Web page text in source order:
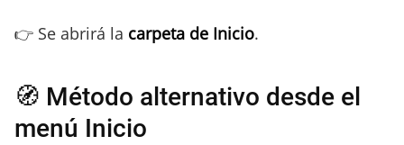
👉 Se abrirá la carpeta de Inicio.
🧭 Método alternativo desde el
menú Inicio